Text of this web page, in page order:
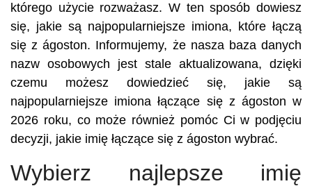
którego użycie rozważasz. W ten sposób dowiesz
się, jakie są najpopularniejsze imiona, które łączą
się z ágoston. Informujemy, że nasza baza danych
nazw osobowych jest stale aktualizowana, dzięki
czemu możesz dowiedzieć się, jakie są
najpopularniejsze imiona łączące się z ágoston w
2026 roku, co może również pomóc Ci w podjęciu
decyzji, jakie imię łączące się z ágoston wybrać.
Wybierz najlepsze imię